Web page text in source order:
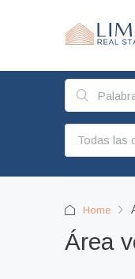
Todas las
Home
Área